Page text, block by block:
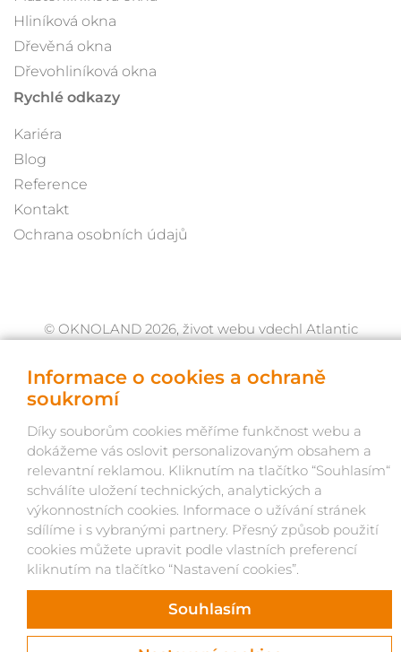
Hliníková okna
Dřevěná okna
Dřevohliníková okna
Rychlé odkazy
Kariéra
Blog
Reference
Kontakt
Ochrana osobních údajů
© OKNOLAND 2026, život webu vdechl Atlantic
Informace o cookies a ochraně
soukromí
Díky souborům cookies měříme funkčnost webu a
dokážeme vás oslovit personalizovaným obsahem a
relevantní reklamou. Kliknutím na tlačítko “Souhlasím“
schválíte uložení technických, analytických a
výkonnostních cookies. Informace o užívání stránek
sdílíme i s vybranými partnery. Přesný způsob použití
cookies můžete upravit podle vlastních preferencí
kliknutím na tlačítko “Nastavení cookies”.
Souhlasím